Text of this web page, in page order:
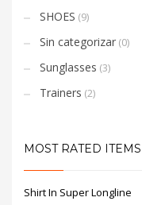
SHOES (9)
Sin categorizar (0)
Sunglasses (3)
Trainers (2)
MOST RATED ITEMS
Shirt In Super Longline